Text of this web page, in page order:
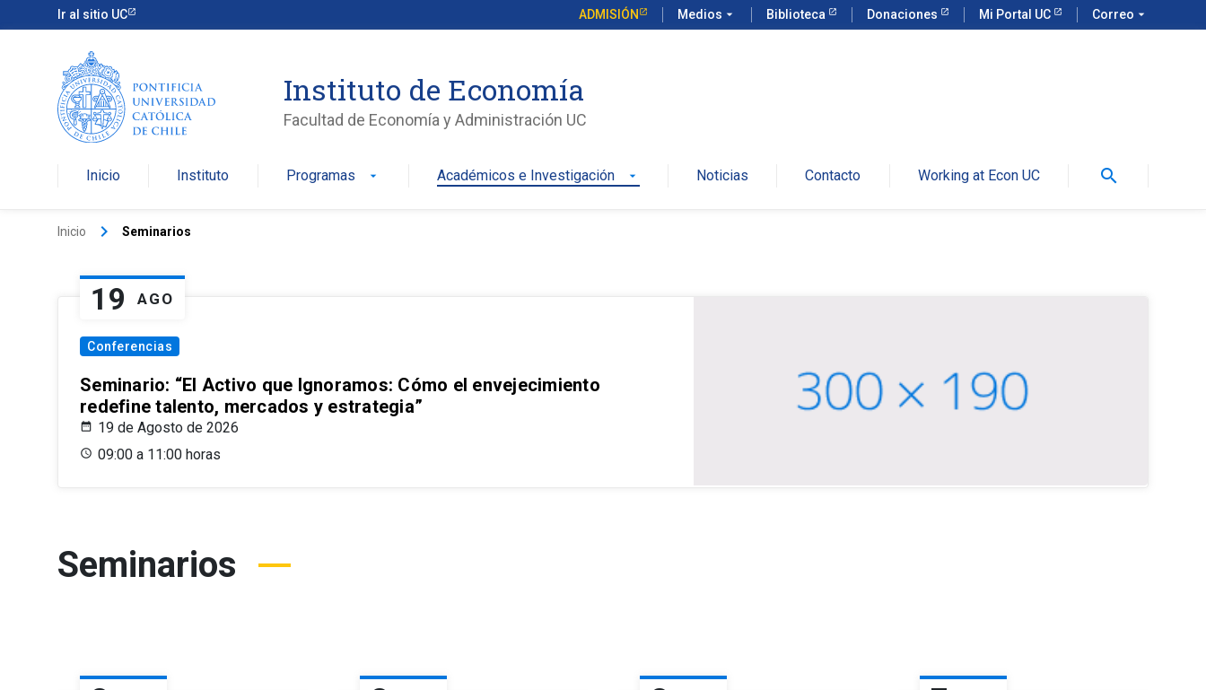
Ir al sitio UC ADMISIÓN Medios arrow_drop_down Biblioteca Donaciones Mi Portal UC Correo arrow_drop_down
Instituto de Economía
Facultad de Economía y Administración UC
Inicio Instituto Programas arrow_drop_down Académicos e Investigación arrow_drop_down Noticias Contacto Working at Econ UC search
Inicio keyboard_arrow_right Seminarios
19 AGO
Conferencias
Seminario: “El Activo que Ignoramos: Cómo el envejecimiento
redefine talento, mercados y estrategia”
19 de Agosto de 2026
09:00 a 11:00 horas
Seminarios